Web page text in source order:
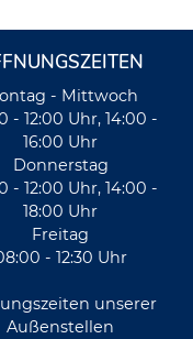
- Mittwoch
- 12:00 Uhr, 14:00 -
16:00 Uhr
Donnerstag
- 12:00 Uhr, 14:00 -
18:00 Uhr
Freitag
- 12:30 Uhr
unserer
Außenstellen